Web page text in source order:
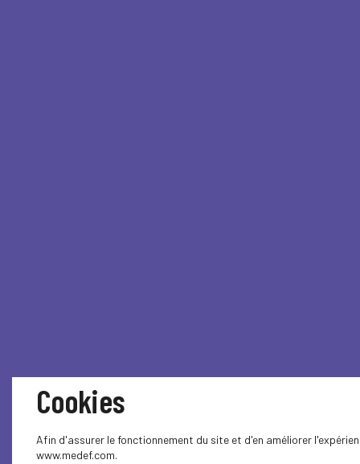
Cookies
Afin d'assurer le fonctionnement du site et d'en améliorer
www.medef.com.